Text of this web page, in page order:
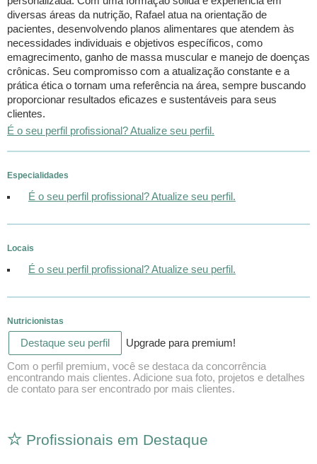
diversas áreas da nutrição, Rafael atua na orientação de
pacientes, desenvolvendo planos alimentares que atendem às
necessidades individuais e objetivos específicos, como
emagrecimento, ganho de massa muscular e manejo de doenças
crônicas. Seu compromisso com a atualização constante e a
prática ética o tornam uma referência na área, sempre buscando
proporcionar resultados eficazes e sustentáveis para seus
clientes.
É o seu perfil profissional? Atualize seu perfil.
Especialidades
É o seu perfil profissional? Atualize seu perfil.
Locais
É o seu perfil profissional? Atualize seu perfil.
Nutricionistas
Destaque seu perfil Upgrade para premium!
Com o perfil premium, você se destaca da concorrência
encontrando mais clientes. Adicione sua foto, projetos e detalhes
de contato para ser encontrado por mais clientes.
Profissionais em Destaque